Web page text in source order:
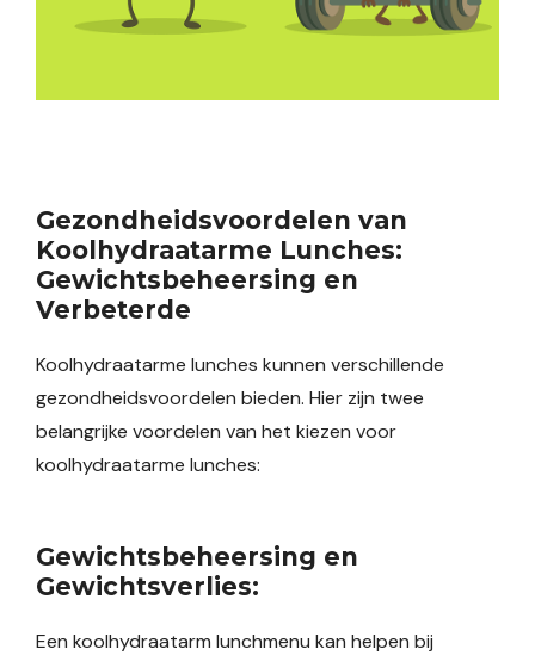
Gezondheidsvoordelen van
Koolhydraatarme Lunches:
Gewichtsbeheersing en
Verbeterde
Koolhydraatarme lunches kunnen verschillende
gezondheidsvoordelen bieden. Hier zijn twee
belangrijke voordelen van het kiezen voor
koolhydraatarme lunches:
Gewichtsbeheersing en
Gewichtsverlies:
Een koolhydraatarm lunchmenu kan helpen bij